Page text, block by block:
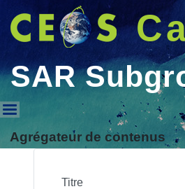
SAR
SAR Subgroup
Agrégateur de contenus
Titre